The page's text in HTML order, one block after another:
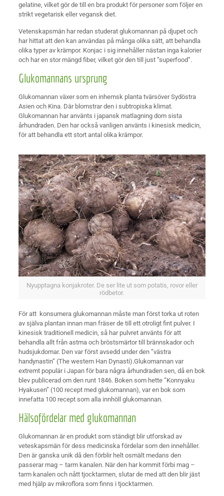
gelatine, vilket gör de till en bra produkt för personer som följer en
strikt vegetarisk eller vegansk diet.
Vetenskapsmän har redan studerat glukomannan på djupet och
har hittat att den kan användas på många olika sätt, att behandla
olika typer av krämpor. Konjac i sig innehåller nästan inga kalorier
och har en stor mängd fiber, vilket gör den till just ”superfood”.
Glukomannans ursprung
Glukomannan växer som en inhemsk planta tvärsöver Sydöstra
Asien och Kina. Där blomstrar den i subtropiska klimat.
Glukomannan har använts i japansk matlagning dom sista
århundraden. Den har också vanligen använts i kinesisk medicin,
för att behandla ett stort antal olika krämpor.
Nyupptagna konjakroter. De ser lite ut som potatis, rovor eller
rödbetor.
För att konsumera glukomannan måste man först torka ut roten
av själva plantan innan man fräser de till ett otroligt fint pulver. I
kinesisk traditionell medicin, så har pulvret använts för att
behandla allt från astma och bröstsmärtor till brännskador och
hudsjukdomar. Den var först avsedd under den ”västra
handynastin” (The western Han Dynasti).Glukomannan var
extremt populär i Japan för bara några århundraden sen, då en bok
blev publicerad om den runt 1846. Boken som hette ”Konnyaku
Hyakusen” (100 recept med glukomannan), var en bok som
innefatta 100 recept som alla innhöll glukomannan.
Hälsofördelar med glukomannan
Glukomannan är en produkt som ständigt blir utforskad av
veteskapsmän för dess medicinska fördelar som den innehåller.
Den är ganska unik då den förblir helt osmält medans den
passerar mag – tarm kanalen. När den har kommit förbi mag –
tarm kanalen och nått tjocktarmen, slutar de med att den blir jäst
med hjälp av mikroflora som finns i tjocktarmen.